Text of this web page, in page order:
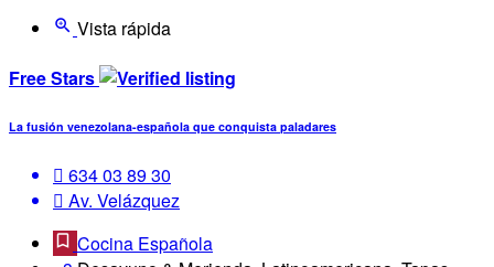
Vista rápida
Free Stars
La fusión venezolana-española que conquista paladares
‪634 03 89 30‬
Av. Velázquez
Cocina Española